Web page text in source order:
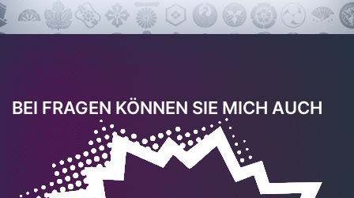
BEI FRAGEN KÖNNEN SIE MICH AUCH